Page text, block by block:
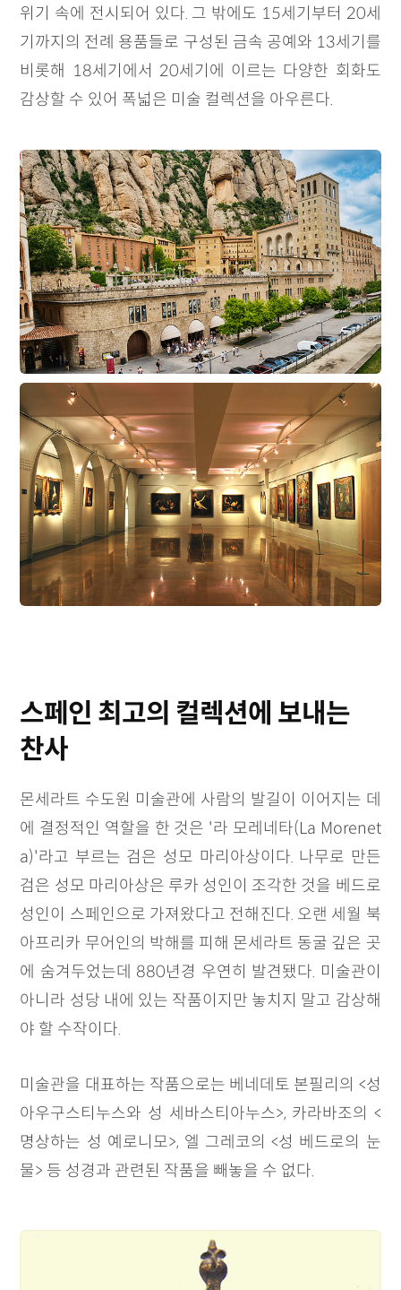
위기 속에 전시되어 있다. 그 밖에도 15세기부터 20세
기까지의 전례 용품들로 구성된 금속 공예와 13세기를
비롯해 18세기에서 20세기에 이르는 다양한 회화도
감상할 수 있어 폭넓은 미술 컬렉션을 아우른다.
스페인 최고의 컬렉션에 보내는
찬사
몬세라트 수도원 미술관에 사람의 발길이 이어지는 데
에 결정적인 역할을 한 것은 '라 모레네타(La Morenet
a)'라고 부르는 검은 성모 마리아상이다. 나무로 만든
검은 성모 마리아상은 루카 성인이 조각한 것을 베드로
성인이 스페인으로 가져왔다고 전해진다. 오랜 세월 북
아프리카 무어인의 박해를 피해 몬세라트 동굴 깊은 곳
에 숨겨두었는데 880년경 우연히 발견됐다. 미술관이
아니라 성당 내에 있는 작품이지만 놓치지 말고 감상해
야 할 수작이다.
미술관을 대표하는 작품으로는 베네데토 본필리의 <성
아우구스티누스와 성 세바스티아누스>, 카라바조의 <
명상하는 성 예로니모>, 엘 그레코의 <성 베드로의 눈
물> 등 성경과 관련된 작품을 빼놓을 수 없다.